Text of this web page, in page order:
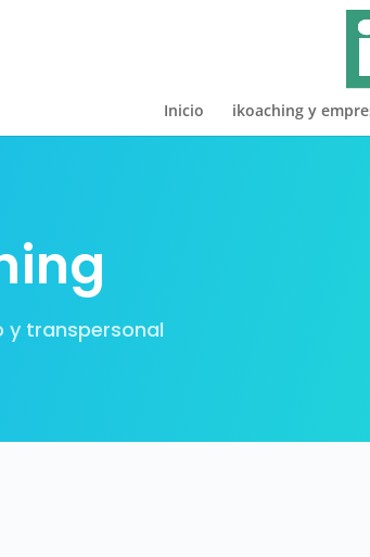
Inicio ikoaching y
y transpersonal